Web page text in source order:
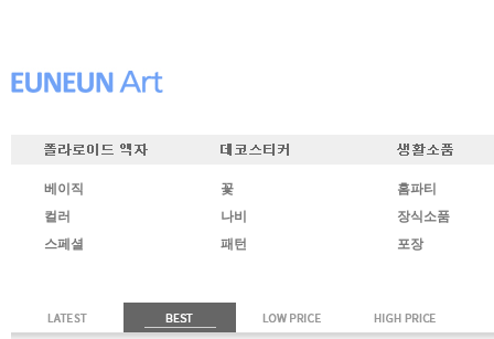
베이직
컬러
스페셜
꽃
나비
패턴
홈파티
장식소품
포장